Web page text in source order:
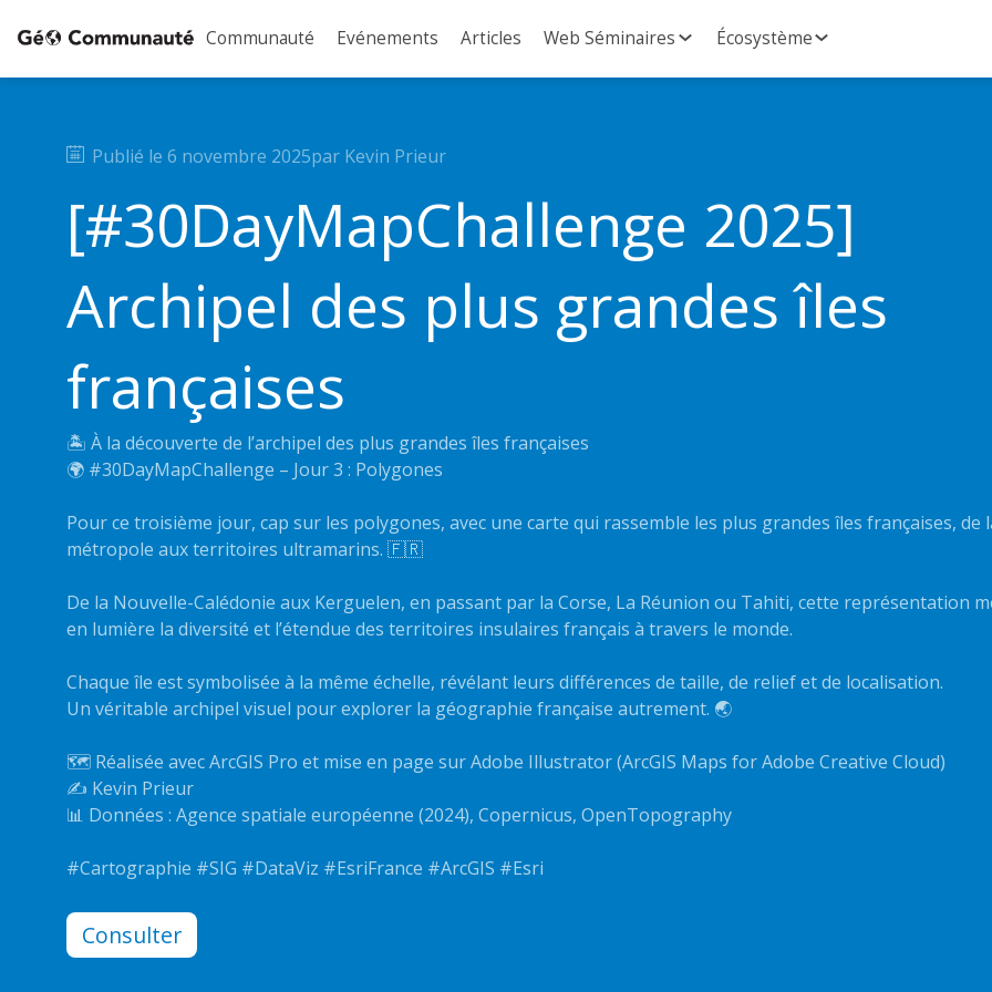
Communauté Evénements Articles Web Séminaires Écosystème
Publié le 6 novembre 2025par Kevin Prieur
[#30DayMapChallenge 2025]
Archipel des plus grandes îles
françaises
🏝️ À la découverte de l’archipel des plus grandes îles françaises
🌍 #30DayMapChallenge – Jour 3 : Polygones
Pour ce troisième jour, cap sur les polygones, avec une carte qui rassemble les plus grandes îles françaises, de
métropole aux territoires ultramarins. 🇫🇷
De la Nouvelle-Calédonie aux Kerguelen, en passant par la Corse, La Réunion ou Tahiti, cette représentation
en lumière la diversité et l’étendue des territoires insulaires français à travers le monde.
Chaque île est symbolisée à la même échelle, révélant leurs différences de taille, de relief et de localisation.
Un véritable archipel visuel pour explorer la géographie française autrement. 🌏
🗺️ Réalisée avec ArcGIS Pro et mise en page sur Adobe Illustrator (ArcGIS Maps for Adobe Creative Cloud)
✍️ Kevin Prieur
📊 Données : Agence spatiale européenne (2024), Copernicus, OpenTopography
#Cartographie #SIG #DataViz #EsriFrance #ArcGIS #Esri
Consulter